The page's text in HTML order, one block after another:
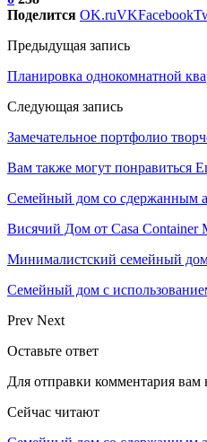
Поделится OK.ruVKFacebook
Предыдущая запись
Планировка однокомнатной
Следующая запись
Замечательное портфолио
Вам также могут понравиться
Семейный дом со сдержанным
Висячий Дом от Casa Container
Минималистский семейный дом
Семейный дом с
Prev Next
Оставьте ответ
Для отправки комментария вам
Сейчас читают